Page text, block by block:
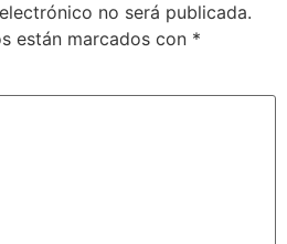
no será publicada.
están marcados con *